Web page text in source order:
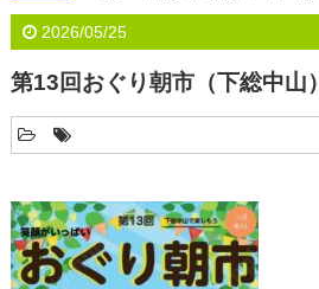
2026/05/25
第13回おぐり朝市（下総中山）